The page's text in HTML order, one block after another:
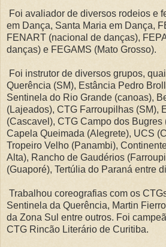
Foi avaliador de diversos rodeios e
em Dança, Santa Maria em Dança,
FENART (nacional de danças),
danças) e FEGAMS (Mato Grosso).
Foi instrutor de diversos grupos,
Querência (SM), Estância Pedro
Sentinela do Rio Grande (canoas),
(Lajeados), CTG Farroupilhas (SM),
(Cascavel), CTG Campo dos
Capela Queimada (Alegrete), UCS
Tropeiro Velho (Panambi),
Alta), Rancho de Gaudérios
(Guaporé), Tertúlia do Paraná entre
Trabalhou coreografias com os
Sentinela da Querência, Martin
da Zona Sul entre outros. Foi
CTG Rincão Literário de Curitiba.